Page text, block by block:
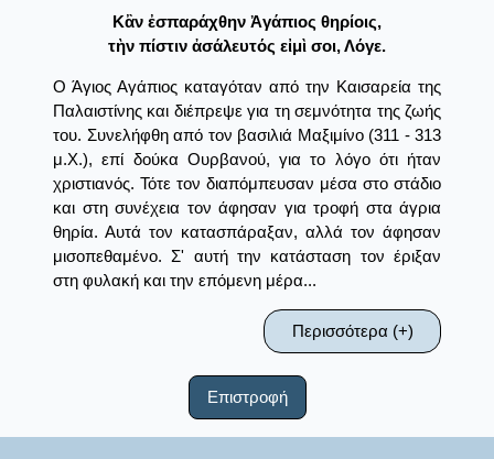
Κἂν ἐσπαράχθην Ἀγάπιος θηρίοις,
τὴν πίστιν ἀσάλευτός εἰμὶ σοι, Λόγε.
Ο Άγιος Αγάπιος καταγόταν από την Καισαρεία της
Παλαιστίνης και διέπρεψε για τη σεμνότητα της ζωής
του. Συνελήφθη από τον βασιλιά Μαξιμίνο (311 - 313
μ.Χ.), επί δούκα Ουρβανού, για το λόγο ότι ήταν
χριστιανός. Τότε τον διαπόμπευσαν μέσα στο στάδιο
και στη συνέχεια τον άφησαν για τροφή στα άγρια
θηρία. Αυτά τον κατασπάραξαν, αλλά τον άφησαν
μισοπεθαμένο. Σ' αυτή την κατάσταση τον έριξαν
στη φυλακή και την επόμενη μέρα...
Περισσότερα (+)
Επιστροφή